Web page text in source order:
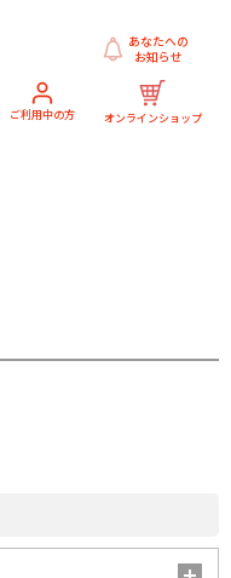
ご利用中の方 オンラインショップ
あなたへの
お知らせ